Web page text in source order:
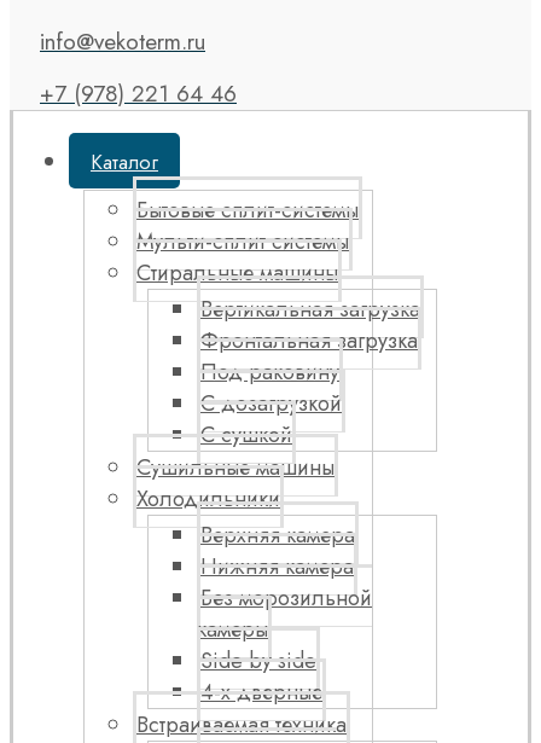
info@vekoterm.ru
+7 (978) 221 64 46
Каталог
Бытовые сплит-системы
Мульти-сплит системы
Стиральные машины
Вертикальная загрузка
Фронтальная загрузка
Под раковину
С дозагрузкой
С сушкой
Сушильные машины
Холодильники
Верхняя камера
Нижняя камера
Без морозильной
камеры
Side by side
4-х дверные
Встраиваемая техника